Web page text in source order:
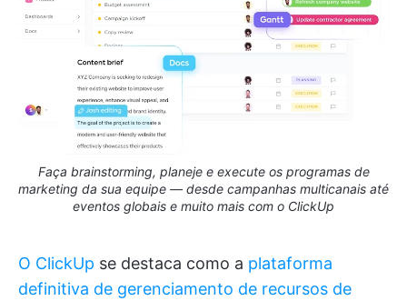
Faça brainstorming, planeje e execute os programas de
marketing da sua equipe — desde campanhas multicanais até
eventos globais e muito mais com o ClickUp
O ClickUp se destaca como a plataforma
definitiva de gerenciamento de recursos de